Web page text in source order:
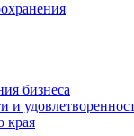
бизнеса
и
края